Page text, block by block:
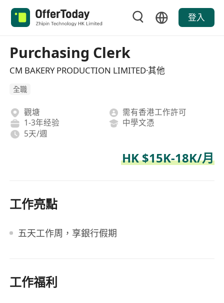
登入
Purchasing Clerk
CM BAKERY PRODUCTION LIMITED·其他
全職
觀塘
需有香港工作許可
1-3年经验
中學文憑
5天/週
HK $15K-18K/月
工作亮點
五天工作周，享銀行假期
工作福利